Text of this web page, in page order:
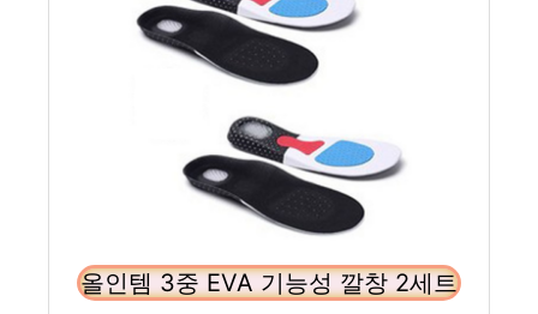
올인템 3중 EVA 기능성 깔창 2세트